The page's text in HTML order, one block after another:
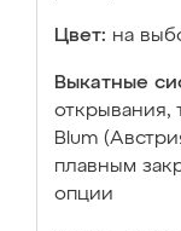
Цвет: на
Выкатные
открывания,
Blum
плавным
опции